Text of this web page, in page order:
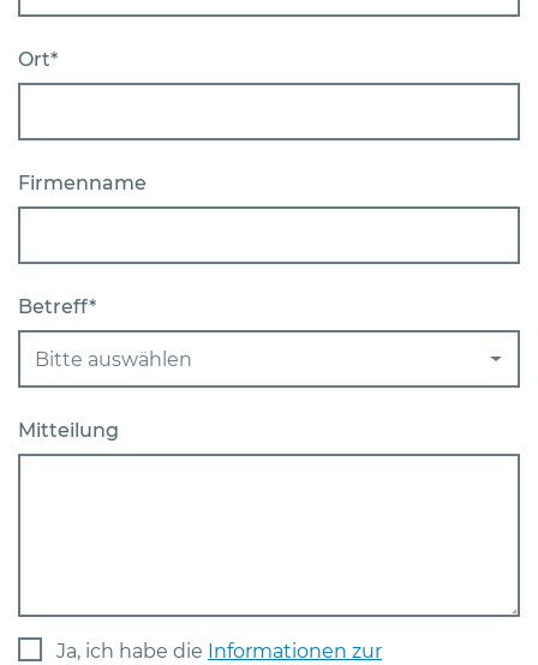
Ort*
Firmenname
Betreff*
Bitte auswählen
Mitteilung
Ja, ich habe die Informationen zur